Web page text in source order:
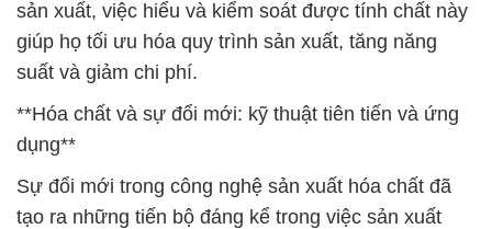
sản xuất, việc hiểu và kiểm soát được tính chất này
giúp họ tối ưu hóa quy trình sản xuất, tăng năng
suất và giảm chi phí.
**Hóa chất và sự đổi mới: kỹ thuật tiên tiến và ứng
dụng**
Sự đổi mới trong công nghệ sản xuất hóa chất đã
tạo ra những tiến bộ đáng kể trong việc sản xuất